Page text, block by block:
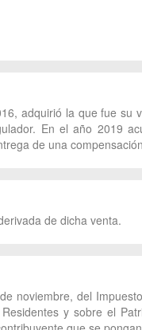
adquirió la que fue
En el año 2019
de una
de dicha venta.
noviembre, del
y sobre el